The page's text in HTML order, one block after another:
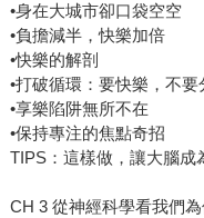
•身在大城市卻口袋空空
•負擔減半，快樂加倍
•快樂的解剖
•打破循環：要快樂，不要
•享樂陷阱無所不在
•保持專注的焦點奇招
TIPS：這樣做，讓大
CH 3 從神經科學看我